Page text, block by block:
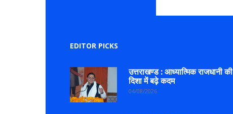
EDITOR PICKS
उत्तराखण्ड : आध्यात्मिक राजधानी की
दिशा में बढ़े कदम
04/08/2026